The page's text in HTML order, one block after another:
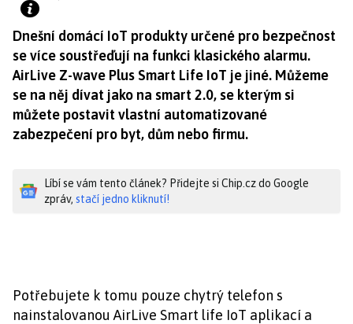
Dnešní domácí IoT produkty určené pro bezpečnost
se více soustřeďují na funkci klasického alarmu.
AirLive Z-wave Plus Smart Life IoT je jiné. Můžeme
se na něj dívat jako na smart 2.0, se kterým si
můžete postavit vlastní automatizované
zabezpečení pro byt, dům nebo firmu.
Líbí se vám tento článek? Přidejte si Chip.cz do Google
zpráv, stačí jedno kliknutí!
Potřebujete k tomu pouze chytrý telefon s
nainstalovanou AirLive Smart life IoT aplikací a